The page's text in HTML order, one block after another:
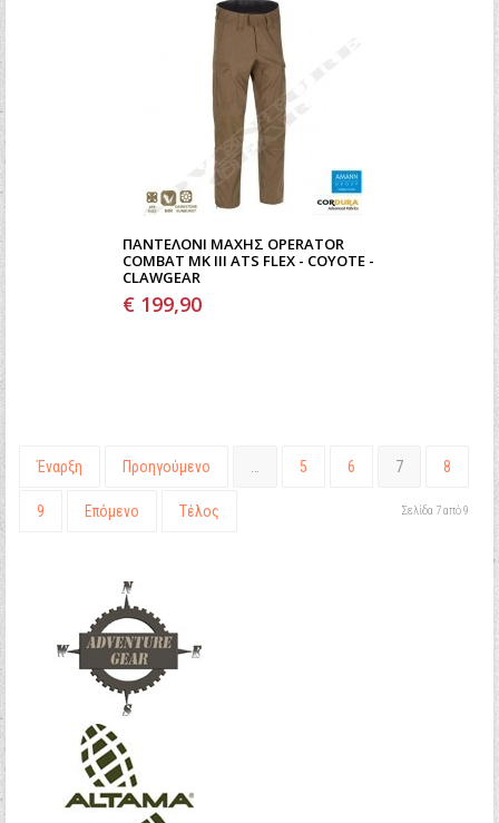
ΠΑΝΤΕΛΌΝΙ ΜΆΧΗΣ OPERATOR
COMBAT MK III ATS FLEX - COYOTE -
CLAWGEAR
€ 199,90
Έναρξη Προηγούμενο 5 6 7 8
9 Επόμενο Τέλος Σελίδα 7 από 9